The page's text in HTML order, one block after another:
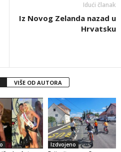
Idući članak
Iz Novog Zelanda nazad u
Hrvatsku
VIŠE OD AUTORA
Izdvojeno